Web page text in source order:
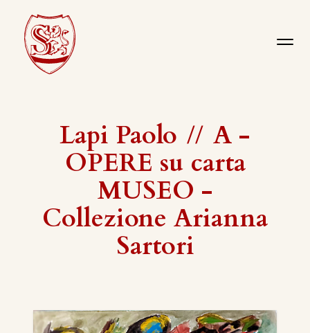
Lapi Paolo // A -
OPERE su carta
MUSEO -
Collezione Arianna
Sartori